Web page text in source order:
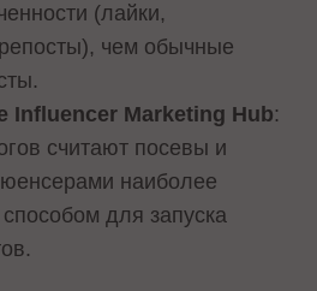
(лайки,
чем обычные
Influencer Marketing Hub:
считают посевы и
наиболее
для запуска